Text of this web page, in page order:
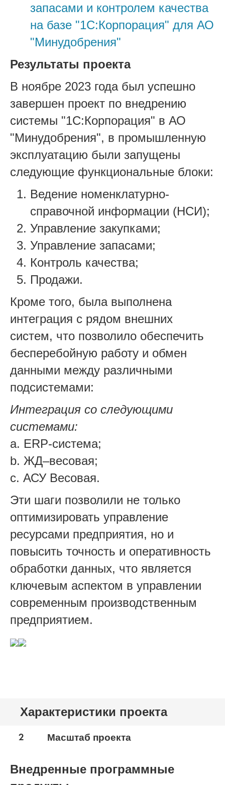
запасами и контролем качества
на базе "1С:Корпорация" для АО
"Минудобрения"
Результаты проекта
В ноябре 2023 года был успешно
завершен проект по внедрению
системы "1С:Корпорация" в АО
"Минудобрения", в промышленную
эксплуатацию были запущены
следующие функциональные блоки:
Ведение номенклатурно-
справочной информации (НСИ);
Управление закупками;
Управление запасами;
Контроль качества;
Продажи.
Кроме того, была выполнена
интеграция с рядом внешних
систем, что позволило обеспечить
бесперебойную работу и обмен
данными между различными
подсистемами:
Интеграция со следующими
системами:
a. ERP-система;
b. ЖД–весовая;
c. АСУ Весовая.
Эти шаги позволили не только
оптимизировать управление
ресурсами предприятия, но и
повысить точность и оперативность
обработки данных, что является
ключевым аспектом в управлении
современным производственным
предприятием.
Характеристики проекта
2 Масштаб проекта
Внедренные программные